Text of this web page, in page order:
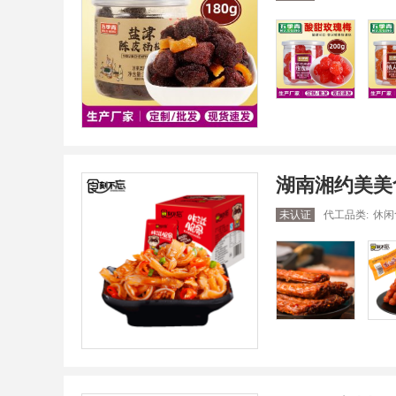
湖南湘约美
未认证 代工品类: 休